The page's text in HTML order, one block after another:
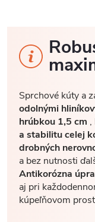
Sprchové kúty a
odolnými
hrúbkou 1,5 cm ,
a stabilitu celej
drobných
a bez nutnosti
Antikorózna
aj pri
kúpeľňovom